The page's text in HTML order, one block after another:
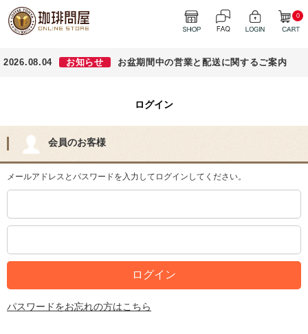
0
2026.08.04 お知らせ お盆期間中の営業と配送に関するご案内
ログイン
会員のお客様
メールアドレスとパスワードを入力してログインしてください。
パスワードをお忘れの方はこちら